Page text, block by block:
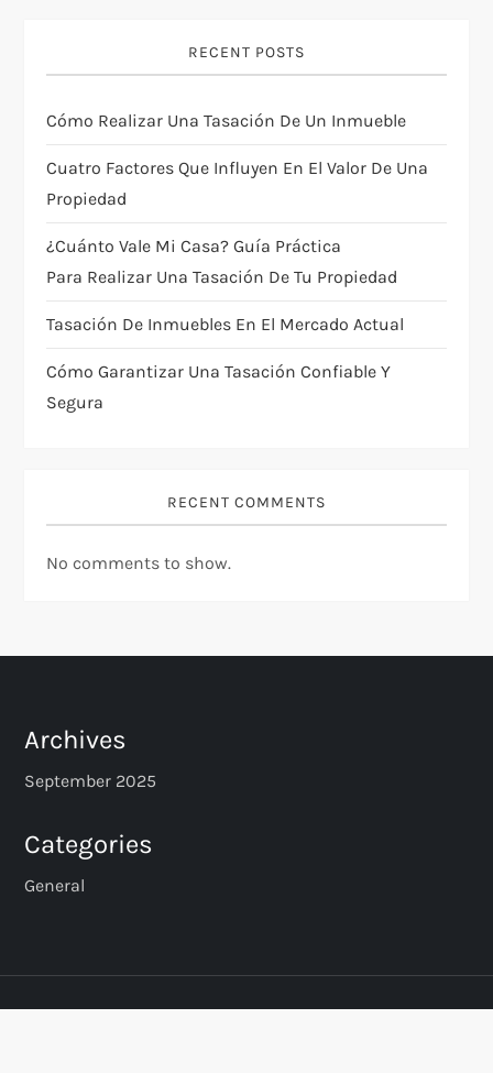
a
t
i
o
n
RECENT POSTS
Cómo Realizar Una Tasación De Un Inmueble
Cuatro Factores Que Influyen En El Valor De Una
Propiedad
¿Cuánto Vale Mi Casa? Guía Práctica
Para Realizar Una Tasación De Tu Propiedad
Tasación De Inmuebles En El Mercado Actual
Cómo Garantizar Una Tasación Confiable Y
Segura
RECENT COMMENTS
No comments to show.
Archives
September 2025
Categories
General